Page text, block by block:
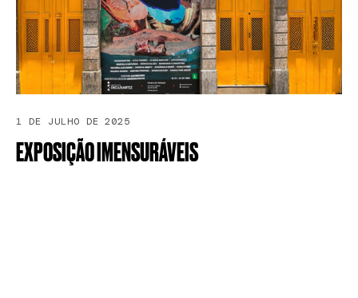
1 DE JULHO DE 2025
EXPOSIÇÃOIMENSURÁVEIS